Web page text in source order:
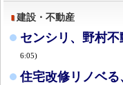
建設・不動産
センシリ、野村
6:05)
住宅改修リノベ